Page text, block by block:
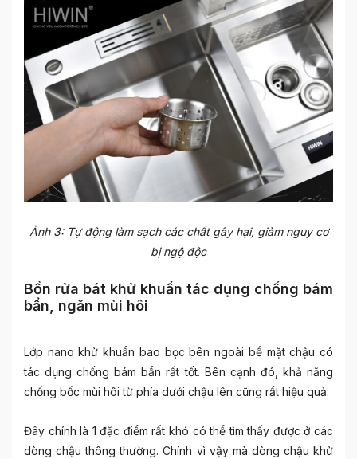
Ảnh 3: Tự động làm sạch các chất gây hại, giảm nguy cơ
bị ngộ độc
Bồn rửa bát khử khuẩn tác dụng chống bám
bẩn, ngăn mùi hôi
Lớp nano khử khuẩn bao bọc bên ngoài bề mặt chậu có
tác dụng chống bám bẩn rất tốt. Bên cạnh đó, khả năng
chống bốc mùi hôi từ phía dưới chậu lên cũng rất hiệu quả.
Đây chính là 1 đặc điểm rất khó có thể tìm thấy được ở các
dòng chậu thông thường. Chính vì vậy mà dòng chậu khử